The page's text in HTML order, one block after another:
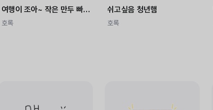
여행이 조아~ 작은 만두 빠오즈
호록
쉬고싶음 청년햄
호록